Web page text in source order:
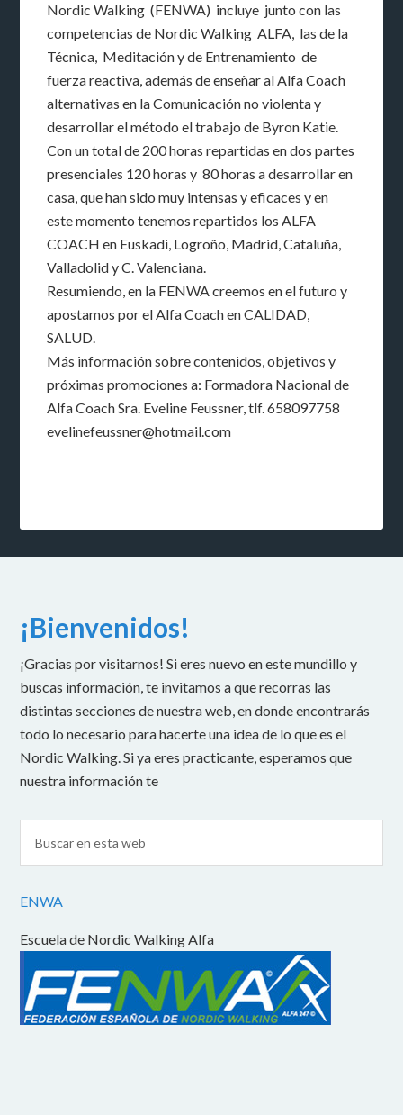
Nordic Walking (FENWA) incluye junto con las
competencias de Nordic Walking ALFA, las de la
Técnica, Meditación y de Entrenamiento de
fuerza reactiva, además de enseñar al Alfa Coach
alternativas en la Comunicación no violenta y
desarrollar el método el trabajo de Byron Katie.
Con un total de 200 horas repartidas en dos partes
presenciales 120 horas y 80 horas a desarrollar en
casa, que han sido muy intensas y eficaces y en
este momento tenemos repartidos los ALFA
COACH en Euskadi, Logroño, Madrid, Cataluña,
Valladolid y C. Valenciana.
Resumiendo, en la FENWA creemos en el futuro y
apostamos por el Alfa Coach en CALIDAD,
SALUD.
Más información sobre contenidos, objetivos y
próximas promociones a: Formadora Nacional de
Alfa Coach Sra. Eveline Feussner, tlf. 658097758
evelinefeussner@hotmail.com
¡Bienvenidos!
¡Gracias por visitarnos! Si eres nuevo en este mundillo y
buscas información, te invitamos a que recorras las
distintas secciones de nuestra web, en donde encontrarás
todo lo necesario para hacerte una idea de lo que es el
Nordic Walking. Si ya eres practicante, esperamos que
nuestra información te
ENWA
Escuela de Nordic Walking Alfa